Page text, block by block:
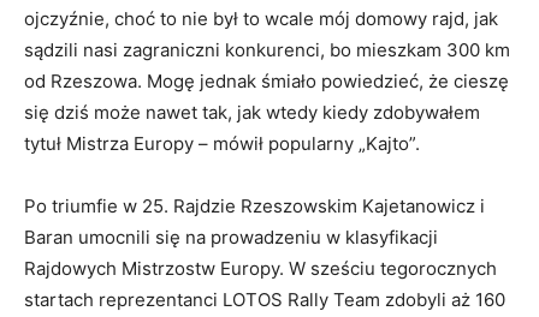
ojczyźnie, choć to nie był to wcale mój domowy rajd, jak
sądzili nasi zagraniczni konkurenci, bo mieszkam 300 km
od Rzeszowa. Mogę jednak śmiało powiedzieć, że cieszę
się dziś może nawet tak, jak wtedy kiedy zdobywałem
tytuł Mistrza Europy – mówił popularny „Kajto”.
Po triumfie w 25. Rajdzie Rzeszowskim Kajetanowicz i
Baran umocnili się na prowadzeniu w klasyfikacji
Rajdowych Mistrzostw Europy. W sześciu tegorocznych
startach reprezentanci LOTOS Rally Team zdobyli aż 160